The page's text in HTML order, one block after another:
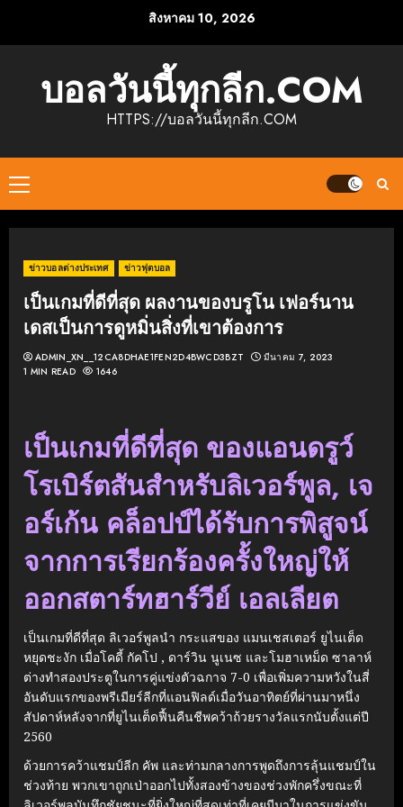
สิงหาคม 10, 2026
บอลวันนี้ทุกลีก.COM
HTTPS://บอลวันนี้ทุกลีก.COM
Primary
Menu
ข่าวบอลต่างประเทศ ข่าวฟุตบอล
เป็นเกมที่ดีที่สุด ผลงานของบรูโน เฟอร์นาน
เดสเป็นการดูหมิ่นสิ่งที่เขาต้องการ
ADMIN_XN__12CA8DHAE1FEN2D4BWCD3BZT
มีนาคม 7, 2023
1 MIN READ
1646
เป็นเกมที่ดีที่สุด ของแอนดรูว์
โรเบิร์ตสันสำหรับลิเวอร์พูล, เจ
อร์เก้น คล็อปป์ได้รับการพิสูจน์
จากการเรียกร้องครั้งใหญ่ให้
ออกสตาร์ทฮาร์วีย์ เอลเลียต
เป็นเกมที่ดีที่สุด ลิเวอร์พูลนำ กระแสของ แมนเชสเตอร์ ยูไนเต็ด
หยุดชะงัก เมื่อโคดี้ กัคโป , ดาร์วิน นูเนซ และโมฮาเหม็ด ซาลาห์
ต่างทำสองประตูในการคู่แข่งตัวฉกาจ 7-0 เพื่อเพิ่มความหวังในสี่
อันดับแรกของพรีเมียร์ลีกที่แอนฟิลด์เมื่อวันอาทิตย์ที่ผ่านมาหนึ่ง
สัปดาห์หลังจากที่ยูไนเต็ดฟื้นคืนชีพคว้าถ้วยรางวัลแรกนับตั้งแต่ปี
2560
ด้วยการคว้าแชมป์ลีก คัพ และท่ามกลางการพูดถึงการลุ้นแชมป์ใน
ช่วงท้าย พวกเขาถูกเป่าออกไปทั้งสองข้างของช่วงพักครึ่งขณะที่